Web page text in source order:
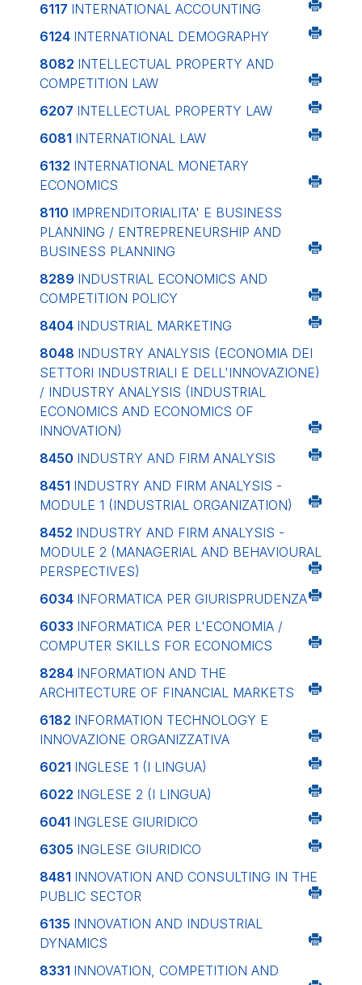
6117 INTERNATIONAL ACCOUNTING
6124 INTERNATIONAL DEMOGRAPHY
8082 INTELLECTUAL PROPERTY AND
COMPETITION LAW
6207 INTELLECTUAL PROPERTY LAW
6081 INTERNATIONAL LAW
6132 INTERNATIONAL MONETARY
ECONOMICS
8110 IMPRENDITORIALITA' E BUSINESS
PLANNING / ENTREPRENEURSHIP AND
BUSINESS PLANNING
8289 INDUSTRIAL ECONOMICS AND
COMPETITION POLICY
8404 INDUSTRIAL MARKETING
8048 INDUSTRY ANALYSIS (ECONOMIA DEI
SETTORI INDUSTRIALI E DELL'INNOVAZIONE)
/ INDUSTRY ANALYSIS (INDUSTRIAL
ECONOMICS AND ECONOMICS OF
INNOVATION)
8450 INDUSTRY AND FIRM ANALYSIS
8451 INDUSTRY AND FIRM ANALYSIS -
MODULE 1 (INDUSTRIAL ORGANIZATION)
8452 INDUSTRY AND FIRM ANALYSIS -
MODULE 2 (MANAGERIAL AND BEHAVIOURAL
PERSPECTIVES)
6034 INFORMATICA PER GIURISPRUDENZA
6033 INFORMATICA PER L'ECONOMIA /
COMPUTER SKILLS FOR ECONOMICS
8284 INFORMATION AND THE
ARCHITECTURE OF FINANCIAL MARKETS
6182 INFORMATION TECHNOLOGY E
INNOVAZIONE ORGANIZZATIVA
6021 INGLESE 1 (I LINGUA)
6022 INGLESE 2 (I LINGUA)
6041 INGLESE GIURIDICO
6305 INGLESE GIURIDICO
8481 INNOVATION AND CONSULTING IN THE
PUBLIC SECTOR
6135 INNOVATION AND INDUSTRIAL
DYNAMICS
8331 INNOVATION, COMPETITION AND